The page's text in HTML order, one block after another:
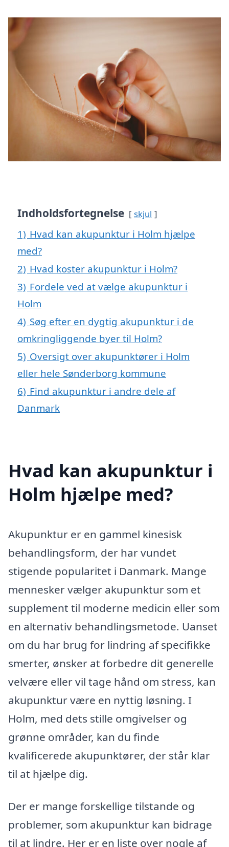
Indholdsfortegnelse skjul
1) Hvad kan akupunktur i Holm hjælpe
med?
2) Hvad koster akupunktur i Holm?
3) Fordele ved at vælge akupunktur i
Holm
4) Søg efter en dygtig akupunktur i de
omkringliggende byer til Holm?
5) Oversigt over akupunktører i Holm
eller hele Sønderborg kommune
6) Find akupunktur i andre dele af
Danmark
Hvad kan akupunktur i
Holm hjælpe med?
Akupunktur er en gammel kinesisk
behandlingsform, der har vundet
stigende popularitet i Danmark. Mange
mennesker vælger akupunktur som et
supplement til moderne medicin eller som
en alternativ behandlingsmetode. Uanset
om du har brug for lindring af specifikke
smerter, ønsker at forbedre dit generelle
velvære eller vil tage hånd om stress, kan
akupunktur være en nyttig løsning. I
Holm, med dets stille omgivelser og
grønne områder, kan du finde
kvalificerede akupunktører, der står klar
til at hjælpe dig.
Der er mange forskellige tilstande og
problemer, som akupunktur kan bidrage
til at lindre. Her er en liste over nogle af